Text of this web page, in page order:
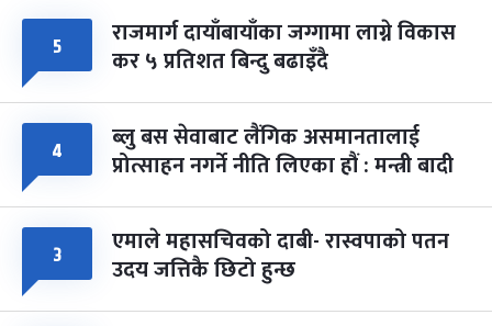
५ राजमार्ग दायाँबायाँका जग्गामा लाग्ने विकास
कर ५ प्रतिशत बिन्दु बढाइँदै
४ ब्लु बस सेवाबाट लैंगिक असमानतालाई
प्रोत्साहन नगर्ने नीति लिएका हौं : मन्त्री बादी
३ एमाले महासचिवको दाबी- रास्वपाको पतन
उदय जत्तिकै छिटो हुन्छ